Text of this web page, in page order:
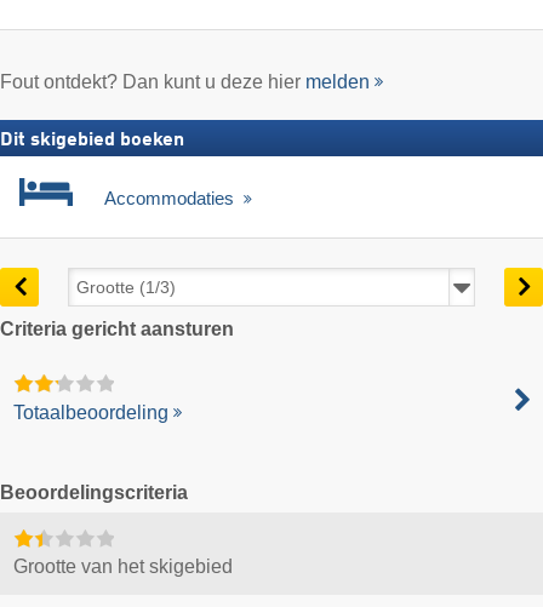
Fout ontdekt? Dan kunt u deze hier melden
Dit skigebied boeken
Accommodaties
Criteria gericht aansturen
Totaalbeoordeling
Beoordelingscriteria
Grootte van het skigebied